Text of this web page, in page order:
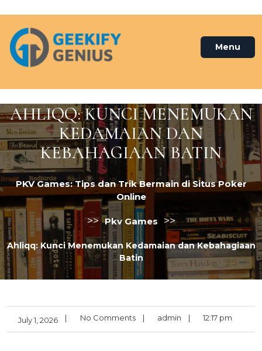
content
Menu
AHLIQQ: KUNCI MENEMUKAN
KEDAMAIAN DAN
KEBAHAGIAAN BATIN
PKV Games: Tips dan Trik Bermain di Situs Poker
Online
>> Pkv Games >>
Ahliqq: Kunci Menemukan Kedamaian dan Kebahagiaan
Batin
July 1, 2026 | No Comments | admin | 12:17 pm